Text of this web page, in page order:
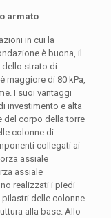
armato
in cui la
è buona, il
strato di
maggiore di 80 kPa,
I suoi vantaggi
investimento e alta
del corpo della torre
colonne di
collegati ai
assiale
assiale
realizzati i piedi
pilastri delle colonne
alla base. Allo